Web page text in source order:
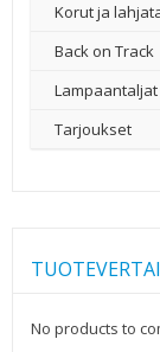
Korut ja
Back on Track
Lampaantaljat
Tarjoukset
No products to